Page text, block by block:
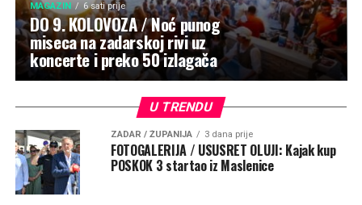
MAGAZIN 6 sati prije
DO 9. KOLOVOZA / Noć punog
miseca na zadarskoj rivi uz
koncerte i preko 50 izlagača
U TRENDU
ZADAR / ŽUPANIJA 3 dana prije
FOTOGALERIJA / USUSRET OLUJI: Kajak kup
POSKOK 3 startao iz Maslenice